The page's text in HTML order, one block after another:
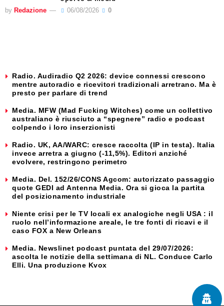
by Redazione 06/08/2026 0
Radio. Audiradio Q2 2026: device connessi crescono
mentre autoradio e ricevitori tradizionali arretrano. Ma è
presto per parlare di trend
Media. MFW (Mad Fucking Witches) come un collettivo
australiano è riusciuto a “spegnere” radio e podcast
colpendo i loro inserzionisti
Radio. UK, AA/WARC: cresce raccolta (IP in testa). Italia
invece arretra a giugno (-11,5%). Editori anziché
evolvere, restringono perimetro
Media. Del. 152/26/CONS Agcom: autorizzato passaggio
quote GEDI ad Antenna Media. Ora si gioca la partita
del posizionamento industriale
Niente crisi per le TV locali ex analogiche negli USA : il
ruolo nell’informazione areale, le tre fonti di ricavi e il
caso FOX a New Orleans
Media. Newslinet podcast puntata del 29/07/2026:
ascolta le notizie della settimana di NL. Conduce Carlo
Elli. Una produzione Kvox